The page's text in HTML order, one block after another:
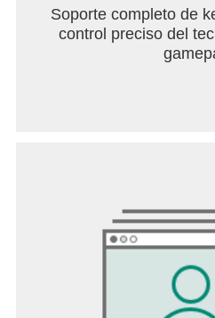
Soporte completo de
control preciso del